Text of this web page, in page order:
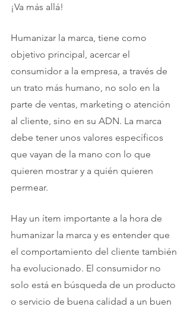
¡Va más allá!
Humanizar la marca, tiene como
objetivo principal, acercar el
consumidor a la empresa, a través de
un trato más humano, no solo en la
parte de ventas, marketing o atención
al cliente, sino en su ADN. La marca
debe tener unos valores específicos
que vayan de la mano con lo que
quieren mostrar y a quién quieren
permear.
Hay un ítem importante a la hora de
humanizar la marca y es entender que
el comportamiento del cliente también
ha evolucionado. El consumidor no
solo está en búsqueda de un producto
o servicio de buena calidad a un buen